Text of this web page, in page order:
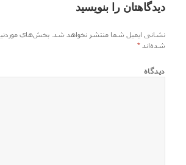
دیدگاهتان را بنویسید
نشانی ایمیل شما منتشر نخواهد شد. بخش‌های
شده‌اند*
دیدگاه